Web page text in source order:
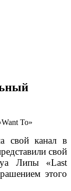
свой канал в
свой
Липы «Last
этого